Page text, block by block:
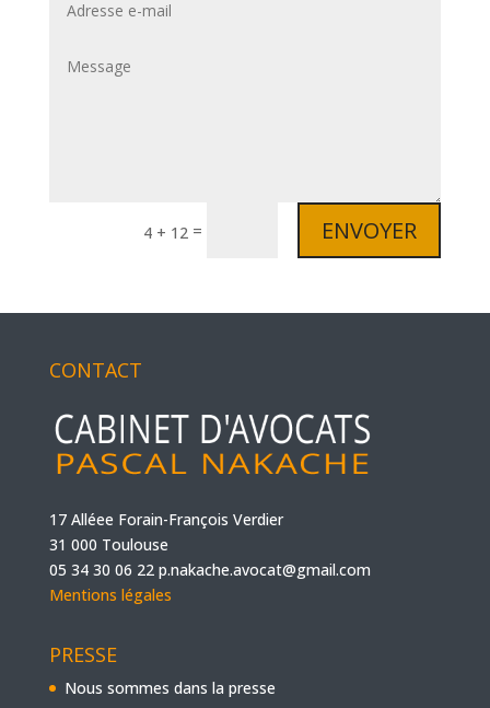
4 + 12 = ENVOYER
CONTACT
17 Alléee Forain-François Verdier
31 000 Toulouse
05 34 30 06 22 p.nakache.avocat@gmail.com
Mentions légales
PRESSE
Nous sommes dans la presse